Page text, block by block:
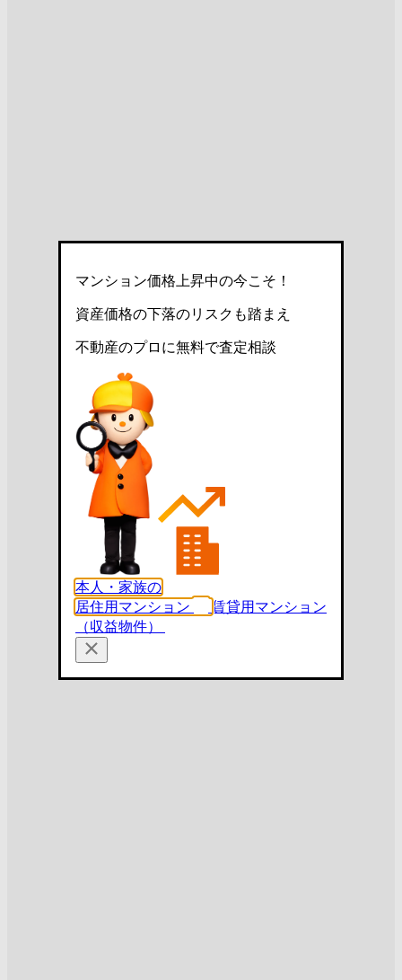
マンション価格上昇中の今こそ！
資産価格の下落のリスクも踏まえ
不動産のプロに無料で査定相談
本人・家族の
居住用マンション
賃貸用マンション
（収益物件）